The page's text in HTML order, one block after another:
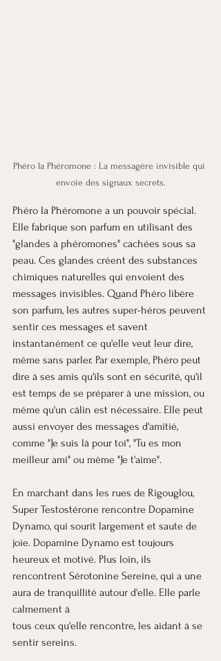
Phéro la Phéromone : La messagère invisible qui
envoie des signaux secrets.
Phéro la Phéromone a un pouvoir spécial.
Elle fabrique son parfum en utilisant des
"glandes à phéromones" cachées sous sa
peau. Ces glandes créent des substances
chimiques naturelles qui envoient des
messages invisibles. Quand Phéro libère
son parfum, les autres super-héros peuvent
sentir ces messages et savent
instantanément ce qu'elle veut leur dire,
même sans parler. Par exemple, Phéro peut
dire à ses amis qu'ils sont en sécurité, qu'il
est temps de se préparer à une mission, ou
même qu'un câlin est nécessaire. Elle peut
aussi envoyer des messages d'amitié,
comme "Je suis là pour toi", "Tu es mon
meilleur ami" ou même "Je t'aime".
En marchant dans les rues de Rigouglou,
Super Testostérone rencontre Dopamine
Dynamo, qui sourit largement et saute de
joie. Dopamine Dynamo est toujours
heureux et motivé. Plus loin, ils
rencontrent Sérotonine Sereine, qui a une
aura de tranquillité autour d'elle. Elle parle
calmement à
tous ceux qu'elle rencontre, les aidant à se
sentir sereins.